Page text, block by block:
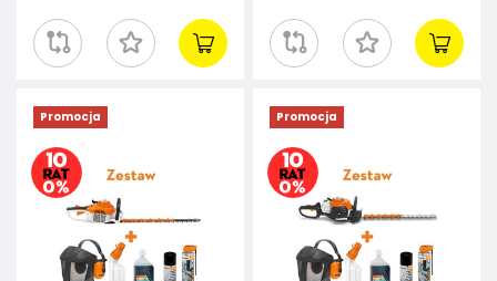
Promocja Promocja